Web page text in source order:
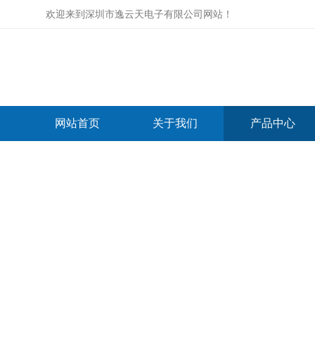
欢迎来到 深圳市逸云天电子有限公司网站 ！
网站首页 关于我们 产品中心